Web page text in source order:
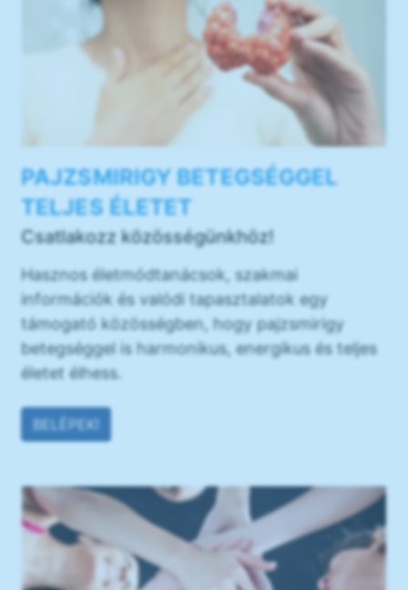
PAJZSMIRIGY BETEGSÉGGEL
TELJES ÉLETET
Csatlakozz közösségünkhöz!
Hasznos életmódtanácsok, szakmai
információk és valódi tapasztalatok egy
támogató közösségben, hogy pajzsmirigy
betegséggel is harmonikus, energikus és teljes
életet élhess.
BELÉPEK!